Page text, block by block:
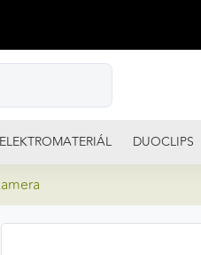
ELEKTROMATERIÁL DUOCLIPS